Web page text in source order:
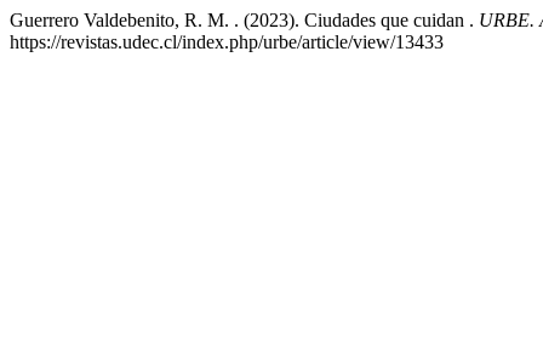
Guerrero Valdebenito, R. M. . (2023). Ciudades que cuidan . URBE.
https://revistas.udec.cl/index.php/urbe/article/view/13433